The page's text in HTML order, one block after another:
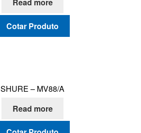
Read more
Cotar Produto
SHURE – MV88/A
Read more